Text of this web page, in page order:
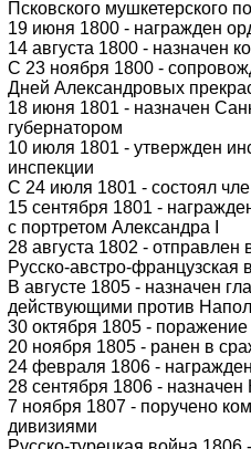
Псковского мушкетерского
19 июня 1800 - награжден
14 августа 1800 -
С 23 ноября 1800 -
Дней Александровых
18 июня 1801 - назначен
губернатором
10 июля 1801 - утвержден
инспекции
С 24 июля 1801 - состоял
15 сентября 1801 -
с портретом Александра I
28 августа 1802 - отправлен
Русско-австро-французская
В августе 1805 - назначен
действующими против
30 октября 1805 -
20 ноября 1805 - ранен в
24 февраля 1806 -
28 сентября 1806 -
7 ноября 1807 - поручено
дивизиями